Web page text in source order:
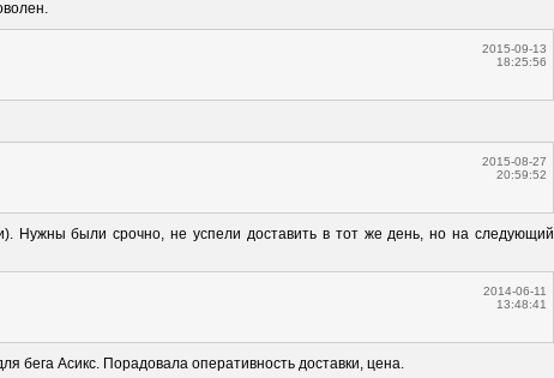
2015-09-13
18:25:56
2015-08-27
20:59:52
Нужны были срочно, не успели доставить в тот же день, но на следующий
2014-06-11
13:48:41
бега Асикс. Порадовала оперативность доставки, цена.